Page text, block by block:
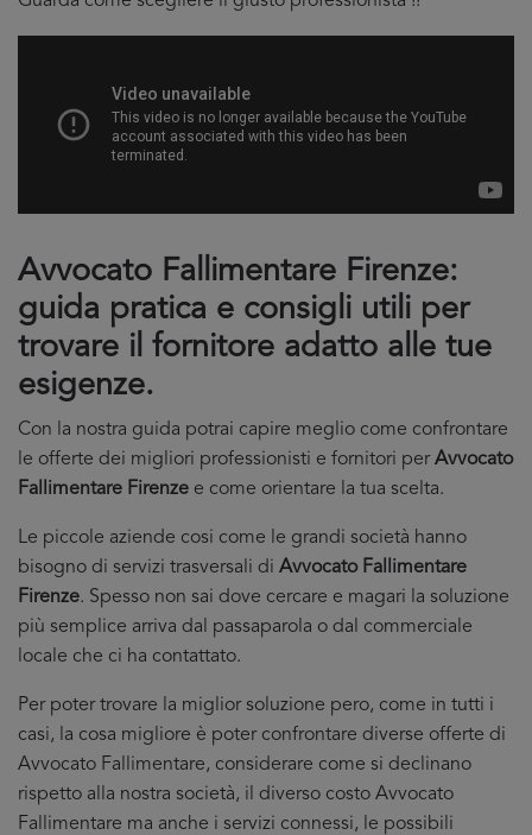
Avvocato Fallimentare Firenze:
guida pratica e consigli utili per
trovare il fornitore adatto alle tue
esigenze.
Con la nostra guida potrai capire meglio come confrontare
le offerte dei migliori professionisti e fornitori perAvvocato
Fallimentare Firenze e come orientare la tua scelta.
Le piccole aziende cosi come le grandi società hanno
bisogno di servizi trasversali di Avvocato Fallimentare
Firenze. Spesso non sai dove cercare e magari la soluzione
più semplice arriva dal passaparola o dal commerciale
locale che ci ha contattato.
Per poter trovare la miglior soluzione pero, come in tutti i
casi, la cosa migliore è poter confrontare diverse offerte di
Avvocato Fallimentare, considerare come si declinano
rispetto alla nostra società, il diverso costo Avvocato
Fallimentare ma anche i servizi connessi, le possibili